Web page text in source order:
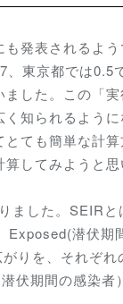
発表されるよ
東京都では
した。この「
知られるよう
ても簡単な計
してみようと思
した。SEIR
潜伏期
りを、それぞ
伏期間の感染者